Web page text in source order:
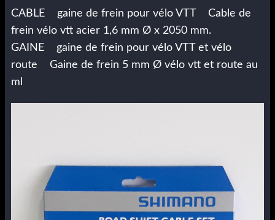
CABLE gaine de frein pour vélo VTT Cable de
frein vélo vtt acier 1,6 mm Ø x 2050 mm.
GAINE gaine de frein pour vélo VTT et vélo
route Gaine de frein 5 mm Ø vélo vtt et route au
ml